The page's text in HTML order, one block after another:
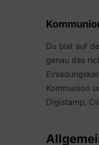
Du bist auf
genau das
Kommunion
Digistamp,